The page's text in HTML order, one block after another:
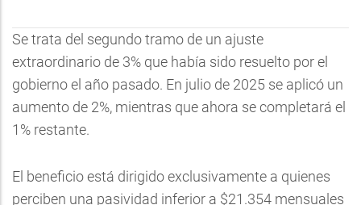
Se trata del segundo tramo de un ajuste
extraordinario de 3% que había sido resuelto por el
gobierno el año pasado. En julio de 2025 se aplicó un
aumento de 2%, mientras que ahora se completará el
1% restante.
El beneficio está dirigido exclusivamente a quienes
perciben una pasividad inferior a $21.354 mensuales